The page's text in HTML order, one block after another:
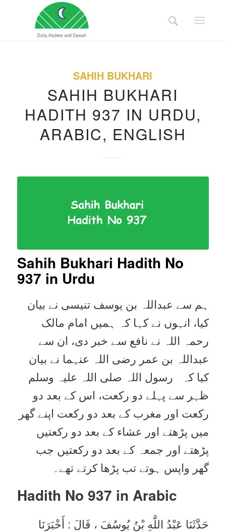
SAHIH BUKHARI
SAHIH BUKHARI
HADITH 937 IN URDU,
ARABIC, ENGLISH
Sahih Bukhari Hadith No
937 in Urdu
ہم سے عبداللہ بن یوسف تنیسی نے بیان
کیا، انہوں نے کہا کہ ہمیں امام مالک
رحمہ اللہ نے نافع سے خبر دی، ان سے
عبداللہ بن عمر رضی اللہ عنہما نے بیان
کیا کہ رسول اللہ صلی اللہ علیہ وسلم
ظہر سے پہلے دو رکعت، اس کے بعد دو
رکعت اور مغرب کے بعد دو رکعت اپنے گھر
میں پڑھتے اور عشاء کے بعد دو رکعتیں
پڑھتے اور جمعہ کے بعد دو رکعتیں جب
گھر واپس ہوتے تب پڑھا کرتے تھے۔
Hadith No 937 in Arabic
حَدَّثَنَا عَبْدُ اللَّهِ بْنُ يُوسُفَ ، قَالَ : أَخْبَرَنَا